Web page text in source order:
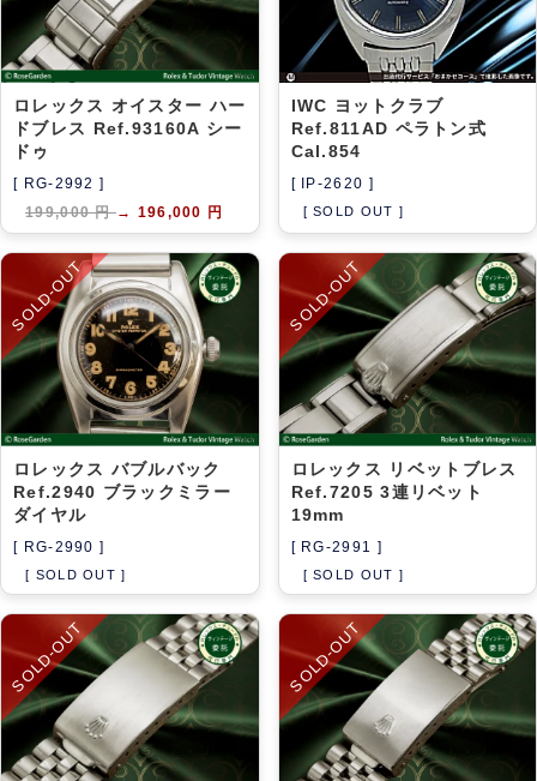
ロレックス オイスター ハー
ドブレス Ref.93160A シー
ドゥ
[ RG-2992 ]
199,000 円→ 196,000 円
IWC ヨットクラブ
Ref.811AD ペラトン式
Cal.854
[ IP-2620 ]
[ SOLD OUT ]
SOLD-OUT
ロレックス バブルバック
Ref.2940 ブラックミラー
ダイヤル
[ RG-2990 ]
[ SOLD OUT ]
SOLD-OUT
ロレックス リベットブレス
Ref.7205 3連リベット
19mm
[ RG-2991 ]
[ SOLD OUT ]
SOLD-OUT SOLD-OUT